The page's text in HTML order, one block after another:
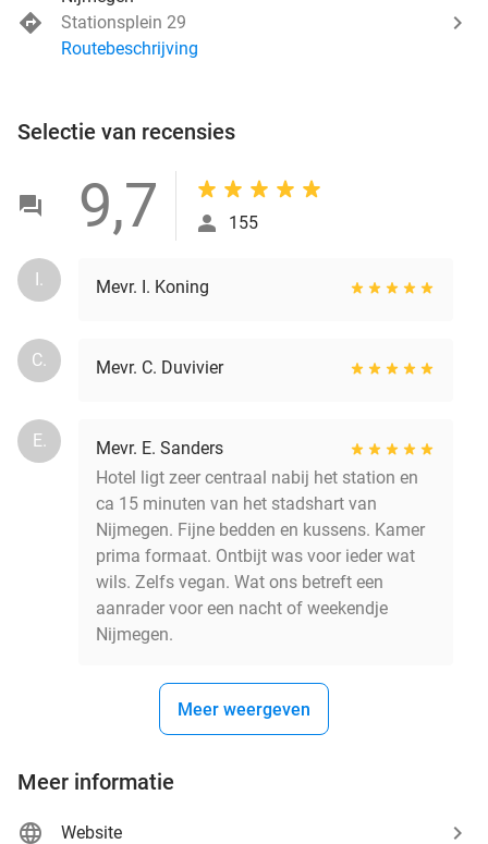
Stationsplein 29
Routebeschrijving
Selectie van recensies
9,7 155
I. Mevr. I. Koning
C. Mevr. C. Duvivier
E.
Mevr. E. Sanders
Hotel ligt zeer centraal nabij het station en
ca 15 minuten van het stadshart van
Nijmegen. Fijne bedden en kussens. Kamer
prima formaat. Ontbijt was voor ieder wat
wils. Zelfs vegan. Wat ons betreft een
aanrader voor een nacht of weekendje
Nijmegen.
Meer weergeven
Meer informatie
Website